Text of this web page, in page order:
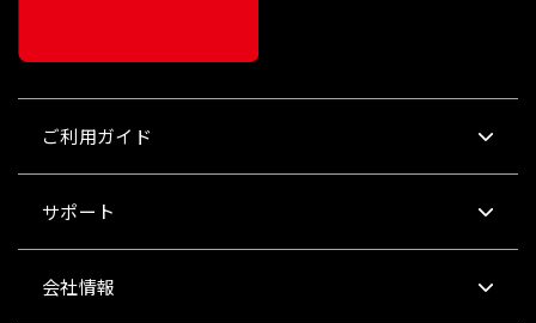
ご利用ガイド
サポート
会社情報